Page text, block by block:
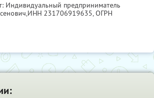
Индивидуальный предприниматель
ИНН 231706919635, ОГРН